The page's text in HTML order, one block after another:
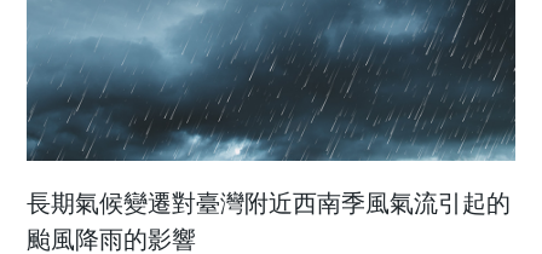
長期氣候變遷對臺灣附近西南季風氣流引起的
颱風降雨的影響